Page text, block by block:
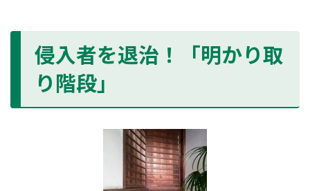
侵入者を退治！「明かり取
り階段」